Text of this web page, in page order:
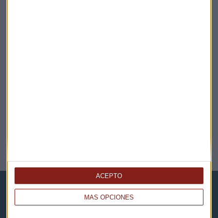
MÁS OPCIONES
ACEPTO
Luz al final del túnel
Redacción Capital Radio